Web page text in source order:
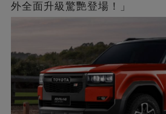
外全面升級驚艷登場！」